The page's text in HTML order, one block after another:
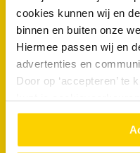
cookies kunnen wij en
binnen en buiten onze
Hiermee passen wij en
advertenties en
Door op ‘accepteren’ te
meer over in ons
Maak nu een afspraak
Welke signalen van
woningen in Hilvarenbeek?